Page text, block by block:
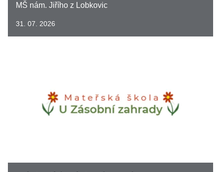
MŠ nám. Jiřího z Lobkovic
31. 07. 2026